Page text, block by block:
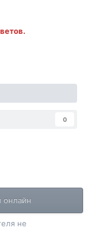
0
онлайн
не